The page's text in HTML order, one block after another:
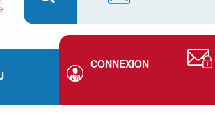
CONNEXION